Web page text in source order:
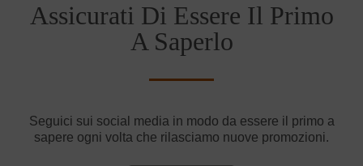
Assicurati Di Essere Il Primo
A Saperlo
Seguici sui social media in modo da essere il primo a
sapere ogni volta che rilasciamo nuove promozioni.